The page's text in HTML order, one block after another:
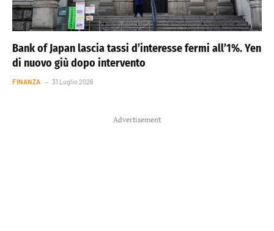
Bank of Japan lascia tassi d’interesse fermi all’1%. Yen
di nuovo giù dopo intervento
FINANZA 31 Luglio 2026
Advertisement